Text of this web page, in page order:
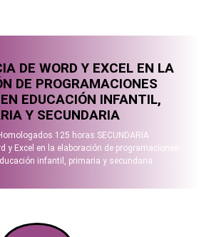
DE WORD Y EXCEL EN LA
DE PROGRAMACIONES
EDUCACIÓN INFANTIL,
Y SECUNDARIA
125 horas SECUNDARIA
y Excel en la elaboración de programaciones
infantil, primaria y secundaria